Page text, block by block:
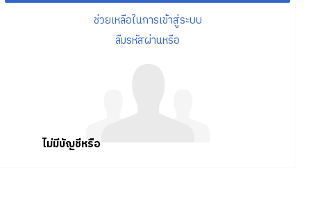
ช่วยเหลือในการเข้าสู่ระบบ
ลืมรหัสผ่านหรือ
ไม่มีบัญชีหรือ